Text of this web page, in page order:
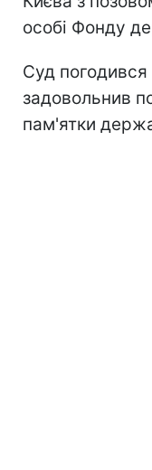
особі Фонду
Суд
задовольнив
пам'ятки